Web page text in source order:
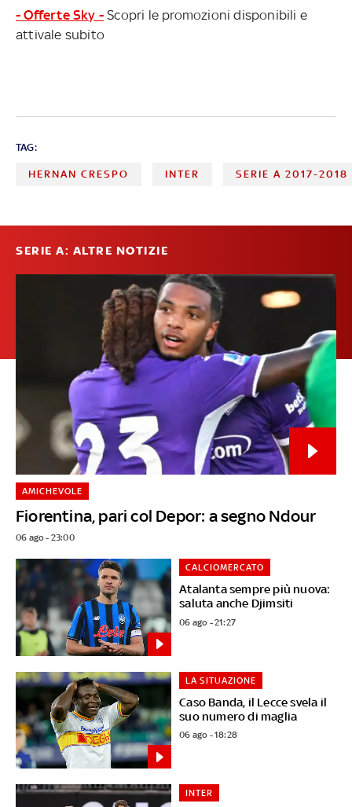
- Offerte Sky - Scopri le promozioni disponibili e
attivale subito
TAG:
HERNAN CRESPO INTER SERIE A 2017-2018
SERIE A: ALTRE NOTIZIE
Fiorentina, pari col Depor: a segno Ndour
AMICHEVOLE
06 ago - 23:00
Atalanta sempre più nuova:
saluta anche Djimsiti
CALCIOMERCATO
06 ago - 21:27
Caso Banda, il Lecce svela il
suo numero di maglia
LA SITUAZIONE
06 ago - 18:28
INTER